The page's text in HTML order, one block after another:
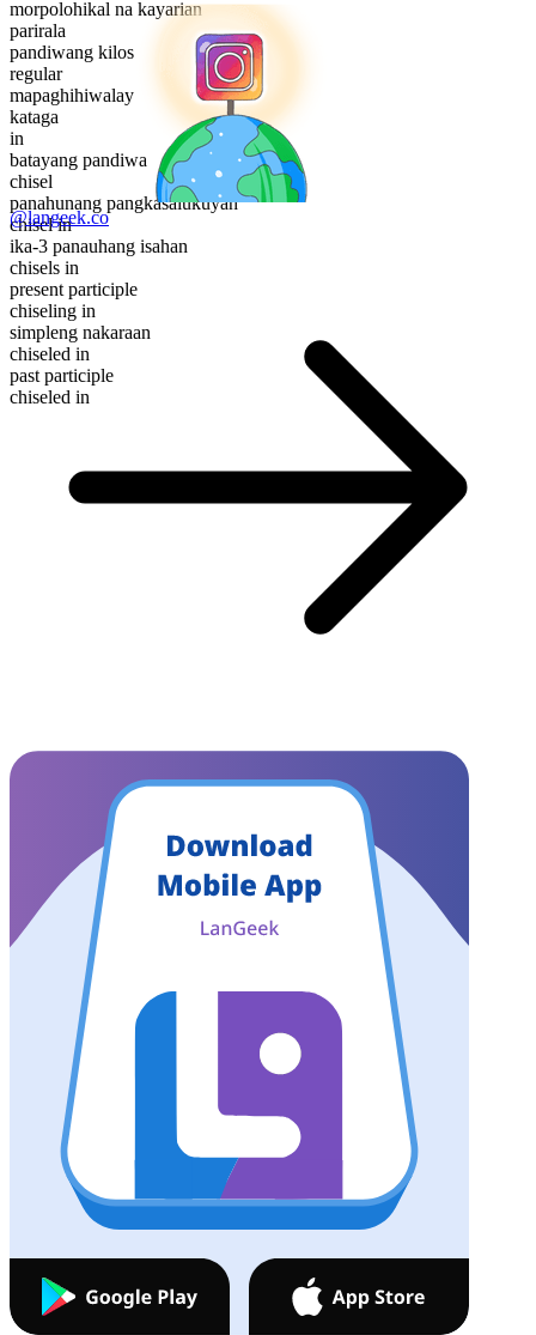
morpolohikal na kayarian
parirala
pandiwang kilos
regular
mapaghihiwalay
kataga
in
batayang pandiwa
chisel
panahunang pangkasalukuyan
chisel in
ika-3 panauhang isahan
chisels in
present participle
chiseling in
simpleng nakaraan
chiseled in
past participle
chiseled in
@langeek.co